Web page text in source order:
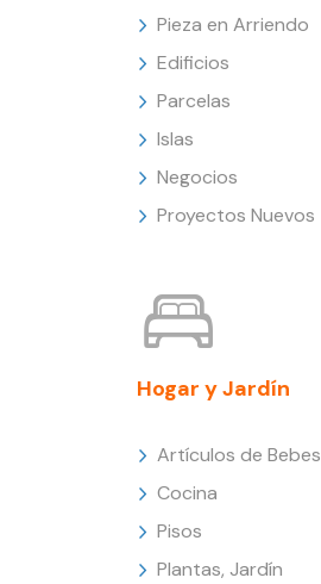
Pieza en Arriendo
Edificios
Parcelas
Islas
Negocios
Proyectos Nuevos
Hogar y Jardín
Artículos de Bebes
Cocina
Pisos
Plantas, Jardín